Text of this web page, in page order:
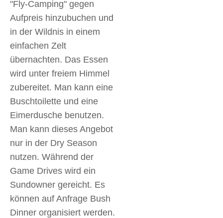
"Fly-Camping" gegen
Aufpreis hinzubuchen und
in der Wildnis in einem
einfachen Zelt
übernachten. Das Essen
wird unter freiem Himmel
zubereitet. Man kann eine
Buschtoilette und eine
Eimerdusche benutzen.
Man kann dieses Angebot
nur in der Dry Season
nutzen. Während der
Game Drives wird ein
Sundowner gereicht. Es
können auf Anfrage Bush
Dinner organisiert werden.